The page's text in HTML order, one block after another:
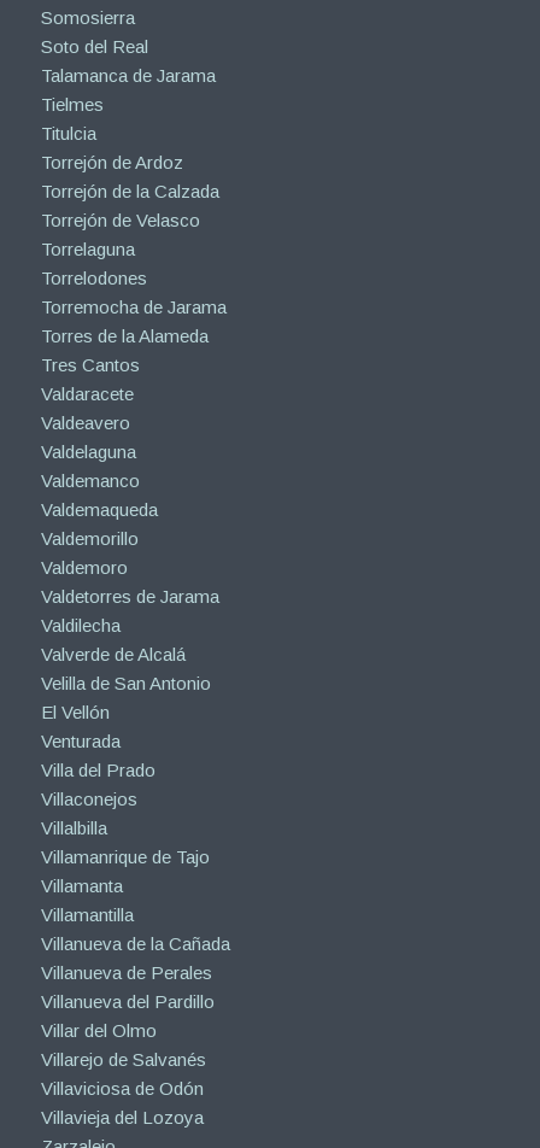
Somosierra
Soto del Real
Talamanca de Jarama
Tielmes
Titulcia
Torrejón de Ardoz
Torrejón de la Calzada
Torrejón de Velasco
Torrelaguna
Torrelodones
Torremocha de Jarama
Torres de la Alameda
Tres Cantos
Valdaracete
Valdeavero
Valdelaguna
Valdemanco
Valdemaqueda
Valdemorillo
Valdemoro
Valdetorres de Jarama
Valdilecha
Valverde de Alcalá
Velilla de San Antonio
El Vellón
Venturada
Villa del Prado
Villaconejos
Villalbilla
Villamanrique de Tajo
Villamanta
Villamantilla
Villanueva de la Cañada
Villanueva de Perales
Villanueva del Pardillo
Villar del Olmo
Villarejo de Salvanés
Villaviciosa de Odón
Villavieja del Lozoya